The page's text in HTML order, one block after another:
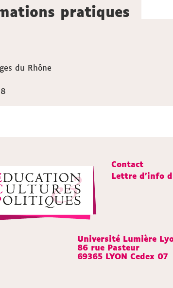
pratiques
du Rhône
Contact
Lettre d'info
Université Lumière
86 rue Pasteur
69365 LYON Cedex 07